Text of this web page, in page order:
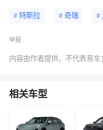
# 特斯拉 # 奇瑞 #
举报
内容由作者提供，不代表易车
相关车型